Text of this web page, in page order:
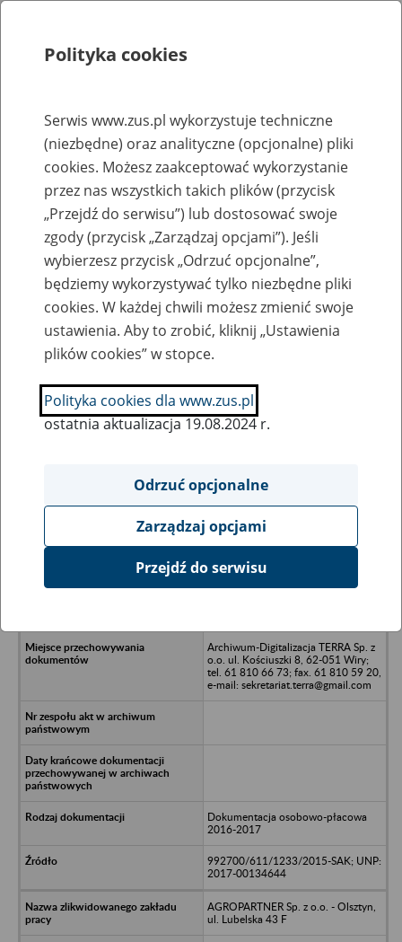
Rejestry, ewidencje i archiwa
Baza zlikwidowanych lub
przekształconych zakładów pracy
Nazwa zakładu pracy:
SZUKAJ
Ukryj wszystkie pozycje bazy
Link Work Agency Sp. z o.o. -
Archiwum-Digitalizacja TERRA Sp. z
o.o. ul. Kościuszki 8, 62-051 Wiry;
tel. 61 810 66 73; fax. 61 810 59 20,
e-mail: sekretariat.terra@gmail.com
Dokumentacja osobowo-płacowa
2016-2017
992700/611/1233/2015-SAK; UNP:
2017-00134644
AGROPARTNER Sp. z o.o. - Olsztyn,
ul. Lubelska 43 F
Polityka cookies
Serwis www.zus.pl wykorzystuje techniczne
(niezbędne) oraz analityczne (opcjonalne) pliki
cookies. Możesz zaakceptować wykorzystanie
przez nas wszystkich takich plików (przycisk
„Przejdź do serwisu”) lub dostosować swoje
zgody (przycisk „Zarządzaj opcjami”). Jeśli
wybierzesz przycisk „Odrzuć opcjonalne”,
będziemy wykorzystywać tylko niezbędne pliki
cookies. W każdej chwili możesz zmienić swoje
ustawienia. Aby to zrobić, kliknij „Ustawienia
plików cookies” w stopce.
Polityka cookies dla www.zus.pl
ostatnia aktualizacja 19.08.2024 r.
Odrzuć opcjonalne
Zarządzaj opcjami
Przejdź do serwisu